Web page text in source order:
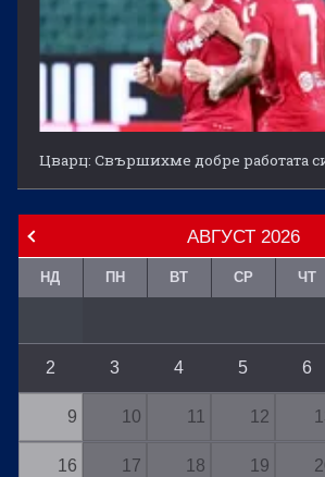
Цварц: Свършихме добре работата
АВГУСТ 2026
НД ПН ВТ СР ЧТ
2 3 4 5 6
9 10 11 12
16 17 18 19